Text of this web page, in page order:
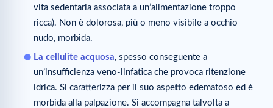
vita sedentaria associata a un’alimentazione troppo
ricca). Non è dolorosa, più o meno visibile a occhio
nudo, morbida.
La cellulite acquosa, spesso conseguente a
un’insufficienza veno-linfatica che provoca ritenzione
idrica. Si caratterizza per il suo aspetto edematoso ed è
morbida alla palpazione. Si accompagna talvolta a